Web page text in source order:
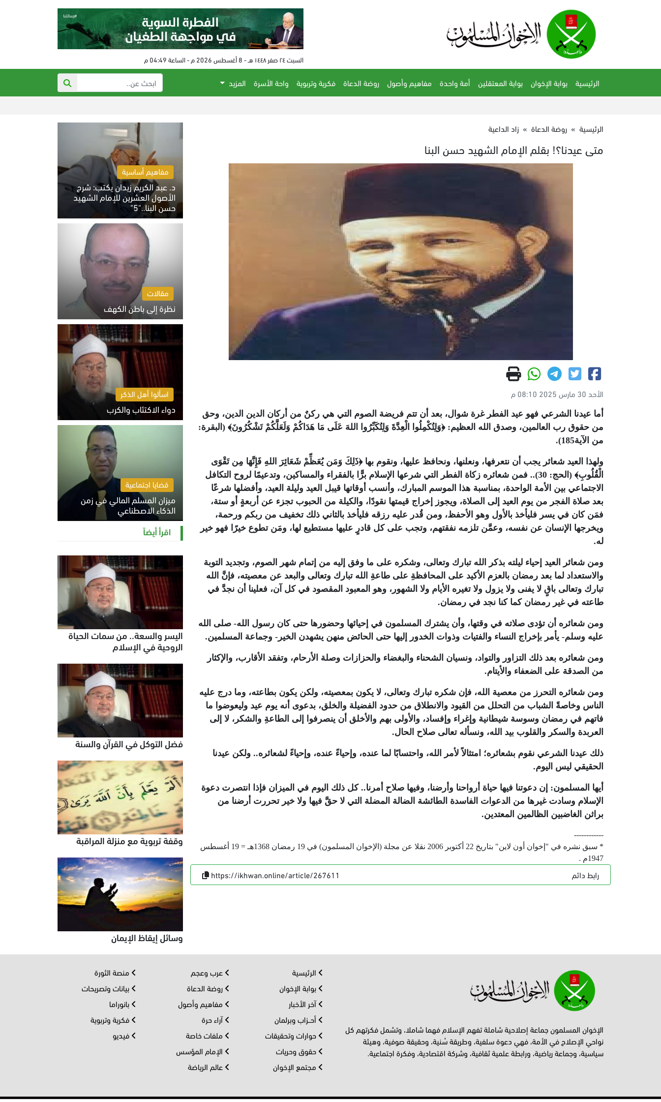
السبت ٢٤ صفر ١٤٤٨ هـ - 8 أغسطس 2026 م - الساعة 04:49 م
الرئيسية بوابة الإخوان بوابة المعتقلين أمة واحدة مفاهيم وأصول روضة الدعاة فكرية وتربوية واحة الأسرة
المزيد
الرئيسية » روضة الدعاة » زاد الداعية
متى عيدنا؟! بقلم الإمام الشهيد حسن البنا
الأحد 30 مارس 2025 08:10 م
أما عيدنا الشرعي فهو عيد الفطر غرة شوال، بعد أن تتم فريضة الصوم التي هي ركنٌ من أركان الدين الدين، وحق
من حقوق رب العالمين، وصدق الله العظيم: ﴿وَلِتُكْمِلُوا الْعِدَّةَ وَلِتُكَبِّرُوا اللهَ عَلَى مَا هَدَاكُمْ وَلَعَلَّكُمْ تَشْكُرُونَ﴾ (البقرة:
من الآية185).
ولهذا العيد شعائر يجب أن نتعرفها، ونعلنها، ونحافظ عليها، ونقوم بها ﴿ذَلِكَ وَمَن يُعَظِّمْ شَعَائِرَ اللهِ فَإِنَّهَا مِن تَقْوَى
الْقُلُوبِ﴾ (الحج: 30).. فمن شعائره زكاة الفطر التي شرعها الإسلام برًّا بالفقراء والمساكين، وتدعيمًا لروح التكافل
الاجتماعي بين الأمة الواحدة، بمناسبة هذا الموسم المبارك، وأنسب أوقاتها قيبل العيد وليلة العيد، وأفضلها شرعًا
بعد صلاة الفجر من يوم العيد إلى الصلاة، ويجوز إخراج قيمتها نقودًا، والكيلة من الحبوب تجزء عن أربعةٍ أو ستة،
فمَن كان في يسر فليأخذ بالأول وهو الأحفظ، ومن قُدر عليه رزقه فليأخذ بالثاني ذلك تخفيف من ربكم ورحمة،
ويخرجها الإنسان عن نفسه، وعمَّن تلزمه نفقتهم، وتجب على كل قادرٍ عليها مستطيع لها، ومَن تطوع خيرًا فهو خير
له.
ومن شعائر العيد إحياء ليلته بذكر الله تبارك وتعالى، وشكره على ما وفق إليه من إتمام شهر الصوم، وتجديد التوبة
والاستعداد لما بعد رمضان بالعزم الأكيد على المحافظةِ على طاعةِ الله تبارك وتعالى والبعد عن معصيته، فإنَّ الله
تبارك وتعالى باقٍ لا يفنى ولا يزول ولا تغيره الأيام ولا الشهور، وهو المعبود المقصود في كل آن، فعلينا أن نجدَّ في
طاعته في غير رمضان كما كنا نجد في رمضان.
ومن شعائره أن تؤدى صلاته في وقتها، وأن يشترك المسلمون في إحيائها وحضورها حتى كان رسول الله- صلى الله
عليه وسلم- يأمر بإخراج النساء والفتيات وذوات الخدور إليها حتى الحائض منهن يشهدن الخير- وجماعة المسلمين.
ومن شعائره بعد ذلك التزاور والتواد، ونسيان الشحناء والبغضاء والحزازات وصلة الأرحام، وتفقد الأقارب، والإكثار
من الصدقة على الضعفاء والأيتام.
ومن شعائره التحرز من معصية الله، فإن شكره تبارك وتعالى، لا يكون بمعصيته، ولكن يكون بطاعته، وما درج عليه
الناس وخاصةً الشباب من التحلل من القيود والانطلاق من حدود الفضيلة والخلق، بدعوى أنه يوم عيد وليعوضوا ما
فاتهم في رمضان وسوسة شيطانية وإغراء وإفساد، والأولى بهم والأخلق أن ينصرفوا إلى الطاعةِ والشكر، لا إلى
العربدة والسكر والقلوب بيد الله، ونسأله تعالى صلاح الحال.
ذلك عيدنا الشرعي نقوم بشعائره؛ امتثالاً لأمر الله، واحتسابًا لما عنده، وإحياءً عنده، وإحياءً لشعائره.. ولكن عيدنا
الحقيقي ليس اليوم.
أيها المسلمون: إن دعوتنا فيها حياة أرواحنا وأرضنا، وفيها صلاح أمرنا.. كل ذلك اليوم في الميزان فإذا انتصرت دعوة
الإسلام وسادت غيرها من الدعوات الفاسدة الطائشة الضالة المضلة التي لا حقَّ فيها ولا خير تحررت أرضنا من
براثن الغاضبين الظالمين المعتدين.
------------
* سبق نشره في "إخوان أون لاين" بتاريخ 22 أكتوبر 2006 نقلا عن مجلة (الإخوان المسلمون) في 19 رمضان 1368هـ = 19 أغسطس
1947م .
رابط دائم https://ikhwan.online/article/267611
مفاهيم أساسية
د. عبد الكريم زيدان يكتب: شرح
الأصول العشرين للإمام الشهيد
حسن البنا.."5"
السبت 8 أغسطس 2026 10:46 ص
مقالات
نظرة إلى باطن الكهف
السبت 8 أغسطس 2026 11:04 ص
اسألوا أهل الذكر
دواء الاكتئاب والكرب
السبت 8 أغسطس 2026 10:54 ص
قضايا اجتماعية
ميزان المسلم المالي في زمن
الذكاء الاصطناعي
السبت 8 أغسطس 2026 11:21 ص
اقرأ أيضاً
اليسر والسعة.. من سمات الحياة
الروحية في الإسلام
فضل التوكل في القرآن والسنة
وقفة تربوية مع منزلة المراقبة
وسائل إيقاظ الإيمان
الإخوان المسلمون جماعة إصلاحية شاملة تفهم الإسلام فهما شاملا، وتشمل فكرتهم كل
نواحي الإصلاح في الأمة، فهي دعوة سلفية، وطريقة سُنية، وحقيقة صوفية، وهيئة
سياسية، وجماعة رياضية، ورابطة علمية ثقافية، وشركة اقتصادية، وفكرة اجتماعية.
الرئيسية
بوابة الإخوان
آخر الأخبار
أحــزاب وبرلمان
حوارات وتحقيقات
حقوق وحريات
مجتمع الإخوان
عرب وعجم
روضة الدعاة
مفاهيم وأصول
آراء حرة
ملفات خاصة
الإمام المؤسس
عالم الرياضة
منصة الثورة
بيانات وتصريحات
بانوراما
فكرية وتربوية
فيديو